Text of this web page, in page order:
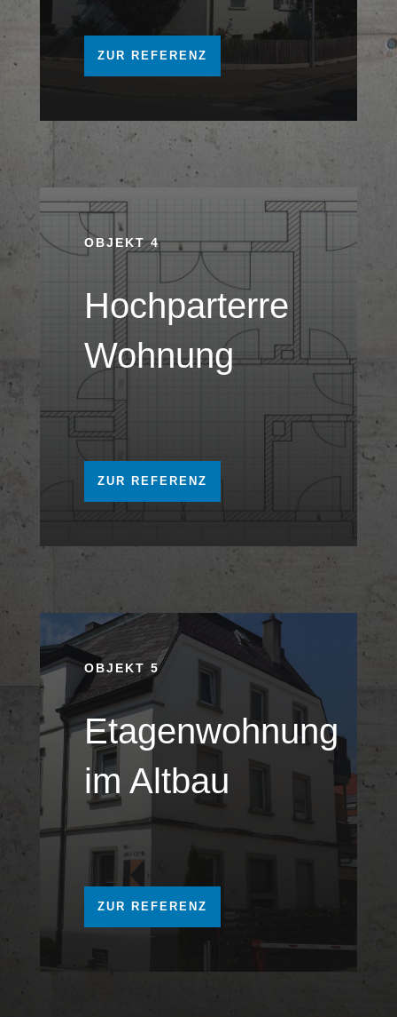
ZUR REFERENZ
OBJEKT 4
Hochparterre
Wohnung
ZUR REFERENZ
OBJEKT 5
Etagenwohnung
im Altbau
ZUR REFERENZ